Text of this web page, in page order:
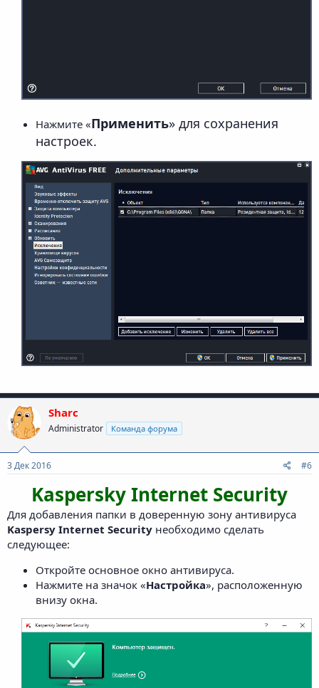
Нажмите «Применить» для сохранения
настроек.
Sharc
Administrator Команда форума
3 Дек 2016 #6
Kaspersky Internet Security
Для добавления папки в доверенную зону антивируса
Kaspersy Internet Security необходимо сделать
следующее:
Откройте основное окно антивируса.
Нажмите на значок «Настройка», расположенную
внизу окна.